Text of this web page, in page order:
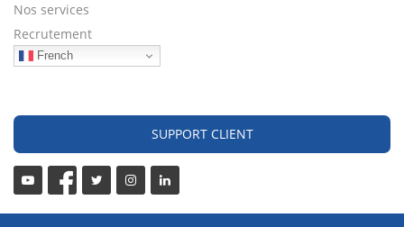
Nos services
Recrutement
French
SUPPORT CLIENT